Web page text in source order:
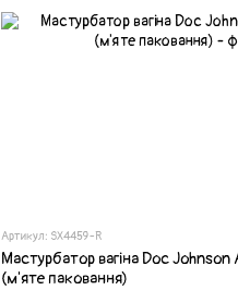
Артикул: SX4459-R
Мастурбатор вагіна Doc
(м'яте паковання)